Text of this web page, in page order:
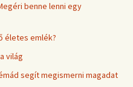
benne lenni egy
életes emlék?
világ
segít megismerni magadat